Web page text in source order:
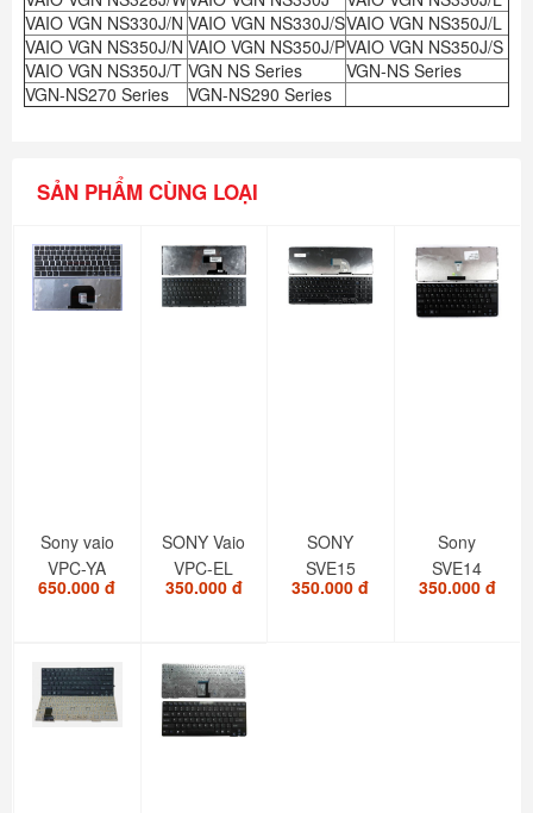
VAIO VGN NS330J/N VAIO VGN NS330J/SVAIO VGN NS350J/L
VAIO VGN NS350J/N VAIO VGN NS350J/PVAIO VGN NS350J/S
VAIO VGN NS350J/T VGN NS Series
VGN-NS Series
VGN-NS270 Series
VGN-NS290 Series
SẢN PHẨM CÙNG LOẠI
Sony vaio
VPC-YA
VPC YA
VPC...
650.000 đ
SONY Vaio
VPC-EL
VPCEL
350.000 đ
SONY
SVE15
SVE15115
350.000 đ
Sony
SVE14
SVE-14
350.000 đ